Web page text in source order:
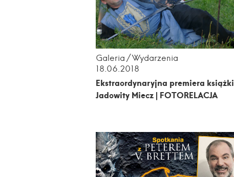
Galeria
Wydarzenia
18.06.2018
Ekstraordynaryjna premiera książki
Jadowity Miecz | FOTORELACJA